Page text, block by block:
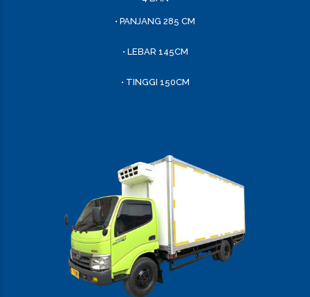
• PANJANG 285 CM
• LEBAR 145CM
• TINGGI 150CM